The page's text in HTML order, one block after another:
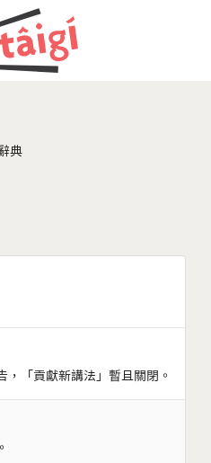
典
，「貢獻新講法」暫且關閉。